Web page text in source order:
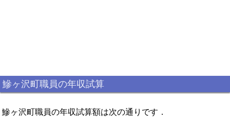
鰺ヶ沢町職員の年収試算
鰺ヶ沢町職員の年収試算額は次の通りです．